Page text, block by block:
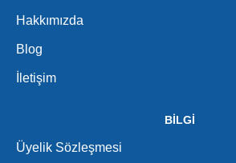
Hakkımızda
Blog
İletişim
BİLGİ
Üyelik Sözleşmesi